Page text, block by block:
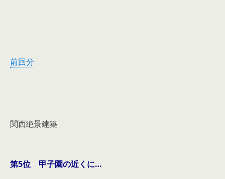
前回分
関西絶景建築
第5位 甲子園の近くに…